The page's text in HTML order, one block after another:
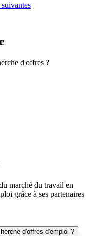
d'offres ?
marché du travail en
grâce à ses partenaires
d'offres d'emploi ?